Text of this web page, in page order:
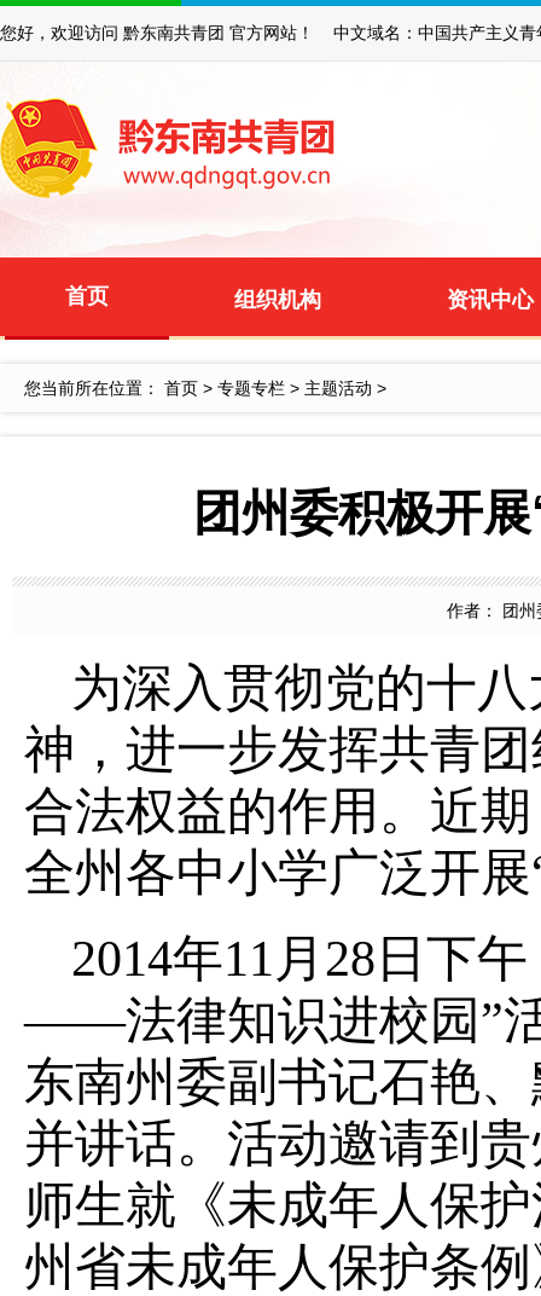
您好，欢迎访问 黔东南共青团 官方网站！ 中文域名：中国共产主义青
首页 组织机构 资讯中心
您当前所在位置： 首页 > 专题专栏 > 主题活动 >
团州委积极开
作者： 团
为深入贯彻党的十
神，进一步发挥共青
合法权益的作用。近
全州各中小学广泛开
2014年11月28日下
——法律知识进校园”
东南州委副书记石艳
并讲话。活动邀请到
师生就《未成年人保
州省未成年人保护条